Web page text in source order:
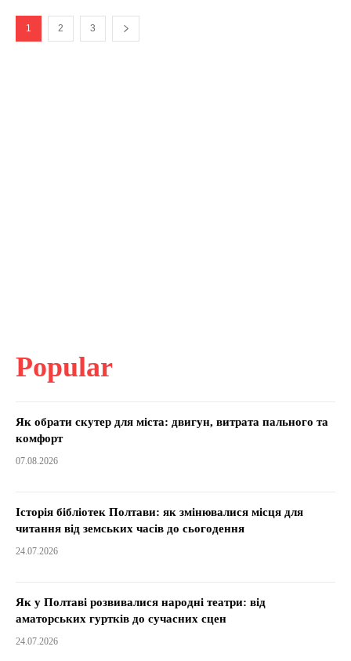
1 2 3
Popular
Як обрати скутер для міста: двигун, витрата пального та
комфорт
07.08.2026
Історія бібліотек Полтави: як змінювалися місця для
читання від земських часів до сьогодення
24.07.2026
Як у Полтаві розвивалися народні театри: від
аматорських гуртків до сучасних сцен
24.07.2026